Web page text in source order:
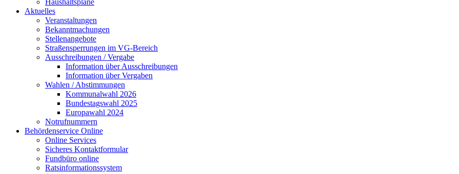
Haushaltspläne
Aktuelles
Veranstaltungen
Bekanntmachungen
Stellenangebote
Straßensperrungen im VG-Bereich
Ausschreibungen / Vergabe
Information über Ausschreibungen
Information über Vergaben
Wahlen / Abstimmungen
Kommunalwahl 2026
Bundestagswahl 2025
Europawahl 2024
Notrufnummern
Behördenservice Online
Online Services
Sicheres Kontaktformular
Fundbüro online
Ratsinformationssystem